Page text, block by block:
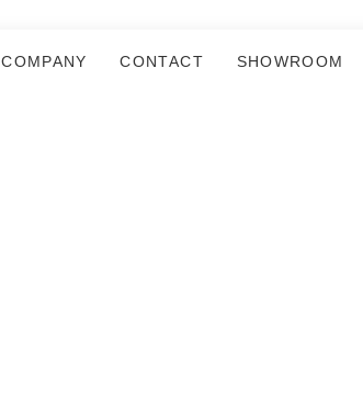
COMPANY CONTACT SHOWROOM